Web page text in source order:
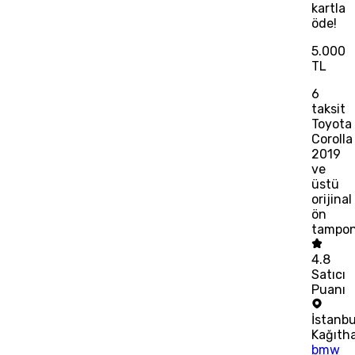
kartla
öde!
5.000
TL
6
taksit
Toyota
Corolla
2019
ve
üstü
orijinal
ön
4.8
Satıcı
Puanı
bmw